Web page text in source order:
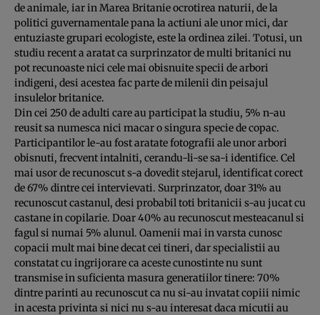
de animale, iar in Marea Britanie ocrotirea naturii, de la
politici guvernamentale pana la actiuni ale unor mici, dar
entuziaste grupari ecologiste, este la ordinea zilei. Totusi, un
studiu recent a aratat ca surprinzator de multi britanici nu
pot recunoaste nici cele mai obisnuite specii de arbori
indigeni, desi acestea fac parte de milenii din peisajul
insulelor britanice.
Din cei 250 de adulti care au participat la studiu, 5% n-au
reusit sa numesca nici macar o singura specie de copac.
Participantilor le-au fost aratate fotografii ale unor arbori
obisnuti, frecvent intalniti, cerandu-li-se sa-i identifice. Cel
mai usor de recunoscut s-a dovedit stejarul, identificat corect
de 67% dintre cei intervievati. Surprinzator, doar 31% au
recunoscut castanul, desi probabil toti britanicii s-au jucat cu
castane in copilarie. Doar 40% au recunoscut mesteacanul si
fagul si numai 5% alunul. Oamenii mai in varsta cunosc
copacii mult mai bine decat cei tineri, dar specialistii au
constatat cu ingrijorare ca aceste cunostinte nu sunt
transmise in suficienta masura generatiilor tinere: 70%
dintre parinti au recunoscut ca nu si-au invatat copiii nimic
in acesta privinta si nici nu s-au interesat daca micutii au